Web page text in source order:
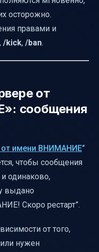
осторожно.
правами и
, /kick, /ban.
от
сообщения
от имени ВНИМАНИЕ”
чтобы сообщения
одинаково,
выдано
Скоро рестарт”.
от того,
нужен